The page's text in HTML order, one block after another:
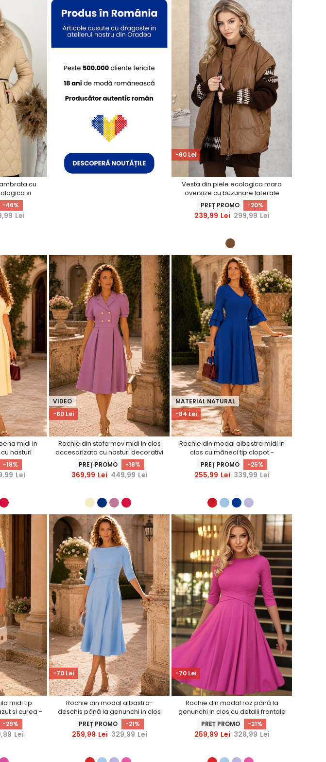
cu
si
-46%
Lei
-60 Lei
Vesta din piele ecologica maro
oversize cu buzunare laterale
PREȚ PROMO -20%
239,99 Lei 299,99 Lei
midi in
nasturi
-18%
Lei
-80 Lei
VIDEO
Rochie din stofa mov midi in clos
accesorizata cu nasturi decorativi
aurii - StarShinerS
PREȚ PROMO -18%
369,99 Lei 449,99 Lei
-84 Lei
MATERIAL NATURAL
Rochie din modal albastra midi in
clos cu mâneci tip clopot -
StarShinerS
PREȚ PROMO -25%
255,99 Lei 339,99 Lei
midi tip
si curea -
-29%
Lei
-70 Lei
Rochie din modal albastra-
deschis până la genunchi in clos
cu detalii frontale - StarShinerS
PREȚ PROMO -21%
259,99 Lei 329,99 Lei
-70 Lei
Rochie din modal roz până la
genunchi in clos cu detalii frontale
- StarShinerS
PREȚ PROMO -21%
259,99 Lei 329,99 Lei